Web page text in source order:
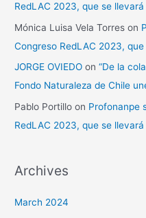
RedLAC 2023, que se
Mónica Luisa Vela Torres on
Congreso RedLAC 2023,
JORGE OVIEDO on“De la
Fondo Naturaleza de Chile
Pablo Portillo on Profonanpe
RedLAC 2023, que se
Archives
March 2024